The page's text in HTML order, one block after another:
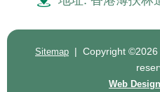
Sitemap | Copyright ©
Web Design